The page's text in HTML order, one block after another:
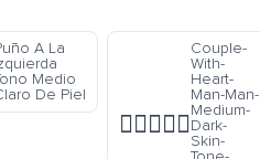
A La
Medio
De Piel
👨🏾‍❤️‍👨🏼
Couple-
With-
Heart-
Man-Man-
Medium-
Dark-
Skin-